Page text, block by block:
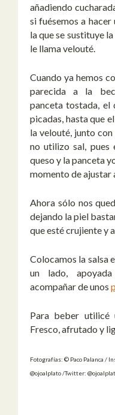
añadiendo
si fuésemos a hacer
la que se sustituye
le llama velouté.
Cuando ya hemos
parecida a la
panceta tostada, el
picadas, hasta que
la velouté, junto con
no utilizo sal, pues
queso y la panceta
momento de ajustar
Ahora sólo nos
dejando la piel
que esté crujiente y
Colocamos la salsa
un lado,
acompañar de unos
Para beber utilicé
Fresco, afrutado y
Fotografías: © Paco Palanca /
@ojoalplato /Twitter: